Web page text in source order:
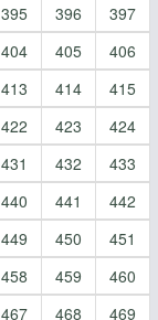
395 396
397
404 405
406
413 414
415
422 423
424
431 432
433
440 441
442
449 450
451
458 459
460
467 468 469